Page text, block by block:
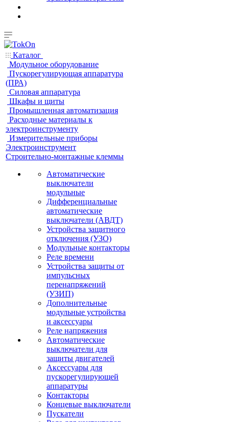
Каталог
Модульное оборудование
Пускорегулирующая аппаратура
(ПРА)
Силовая аппаратура
Шкафы и щиты
Промышленная автоматизация
Расходные материалы к
электроинструменту
Измерительные приборы
Электроинструмент
Строительно-монтажные клеммы
Автоматические
выключатели
модульные
Дифференциальные
автоматические
выключатели (АВДТ)
Устройства защитного
отключения (УЗО)
Модульные контакторы
Реле времени
Устройства защиты от
импульсных
перенапряжений
(УЗИП)
Дополнительные
модульные устройства
и аксессуары
Реле напряжения
Автоматические
выключатели для
защиты двигателей
Аксессуары для
пускорегулирующей
аппаратуры
Контакторы
Концевые выключатели
Пускатели